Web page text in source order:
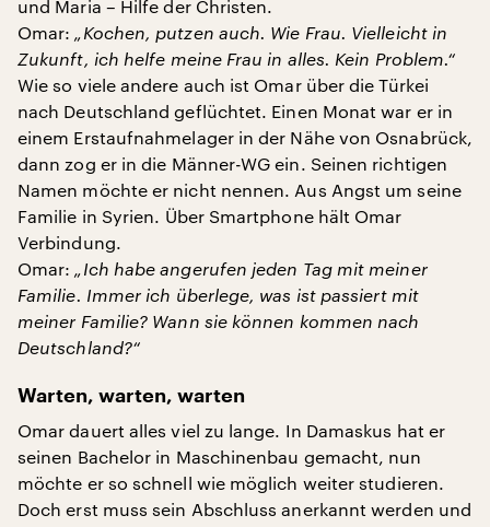
und Maria – Hilfe der Christen.
Omar: „Kochen, putzen auch. Wie Frau. Vielleicht in
Zukunft, ich helfe meine Frau in alles. Kein Problem.“
Wie so viele andere auch ist Omar über die Türkei
nach Deutschland geflüchtet. Einen Monat war er in
einem Erstaufnahmelager in der Nähe von Osnabrück,
dann zog er in die Männer-WG ein. Seinen richtigen
Namen möchte er nicht nennen. Aus Angst um seine
Familie in Syrien. Über Smartphone hält Omar
Verbindung.
Omar: „Ich habe angerufen jeden Tag mit meiner
Familie. Immer ich überlege, was ist passiert mit
meiner Familie? Wann sie können kommen nach
Deutschland?“
Warten, warten, warten
Omar dauert alles viel zu lange. In Damaskus hat er
seinen Bachelor in Maschinenbau gemacht, nun
möchte er so schnell wie möglich weiter studieren.
Doch erst muss sein Abschluss anerkannt werden und